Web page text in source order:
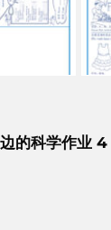
的科学作业 4